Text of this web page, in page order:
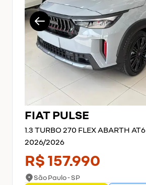
FIATPULSE
1.3 TURBO 270 FLEX ABARTH AT6
2026/2026
R$ 157.990
São Paulo - SP